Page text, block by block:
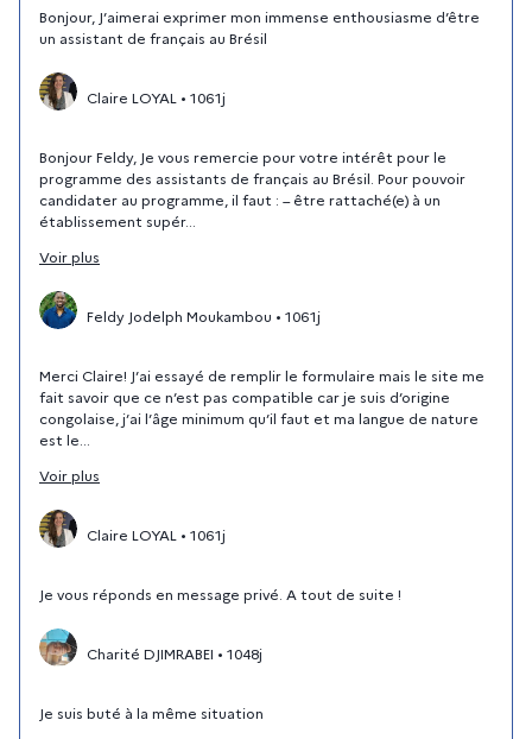
Bonjour, J’aimerai exprimer mon immense enthousiasme d’être
un assistant de français au Brésil
Claire LOYAL • 1061j
Bonjour Feldy, Je vous remercie pour votre intérêt pour le
programme des assistants de français au Brésil. Pour pouvoir
candidater au programme, il faut : – être rattaché(e) à un
établissement supér...
Voirplus
Feldy Jodelph Moukambou • 1061j
Merci Claire! J’ai essayé de remplir le formulaire mais le site me
fait savoir que ce n’est pas compatible car je suis d’origine
congolaise, j’ai l’âge minimum qu’il faut et ma langue de nature
est le...
Voirplus
Claire LOYAL • 1061j
Je vous réponds en message privé. A tout de suite !
Charité DJIMRABEI • 1048j
Je suis buté à la même situation